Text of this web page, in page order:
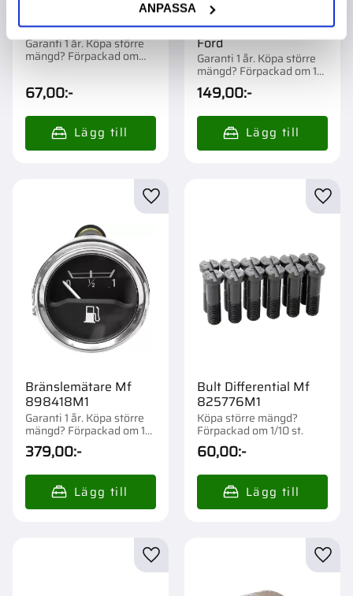
ANPASSA
Bränslekran Filter Mf
1851654M1
Garanti 1 år. Köpa större
mängd? Förpackad om
67,00:-
Bränsleledning
Gummipärla Sats Mf
Ford
Garanti 1 år. Köpa större
mängd? Förpackad om 1
st.
149,00:-
Bränslemätare Mf
898418M1
Garanti 1 år. Köpa större
mängd? Förpackad om 1
st.
379,00:-
Lägg till i favoriter
Bult Differential Mf
825776M1
Köpa större mängd?
Förpackad om 1/10 st.
60,00:-
Lägg till i favoriter